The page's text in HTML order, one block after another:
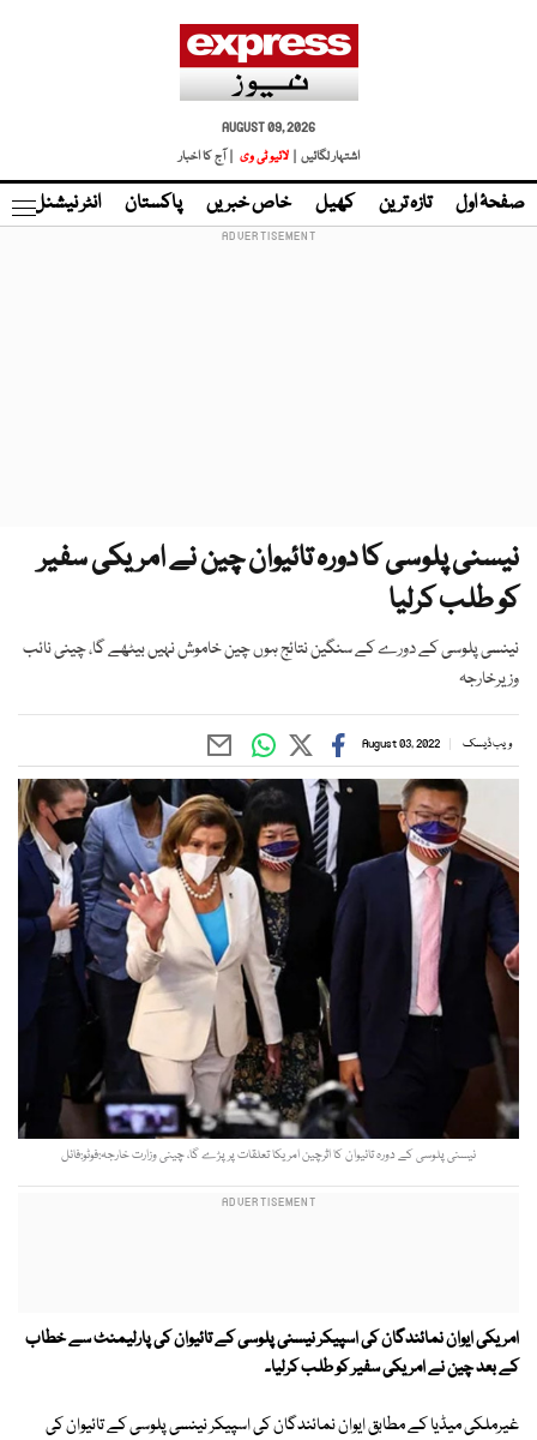
AUGUST 09, 2026
اشتہار لگائیں |
لائیو ٹی وی | آج کا اخبار
صفحۂ اول تازہ ترین کھیل خاص خبریں پاکستان انٹر نیشنل
نیسنی پلوسی کا دورہ تائیوان چین نے امریکی سفیر
کو طلب کرلیا
نینسی پلوسی کے دورے کے سنگین نتائج ہوں چین خاموش نہیں بیٹھے گا، چینی نائب
وزیرخارجہ
ویب ڈیسک August 03, 2022
نیسنی پلوسی کے دورہ تائیوان کا اثرچین امریکا تعلقات پرپڑے گا، چینی وزارت خارجہ:فوٹو:فائل
امریکی ایوان نمائندگان کی اسپیکر نیسنی پلوسی کے تائیوان کی پارلیمنٹ سے خطاب
کے بعد چین نے امریکی سفیر کو طلب کرلیا۔
غیرملکی میڈیا کے مطابق ایوان نمائندگان کی اسپیکر نینسی پلوسی کے تائیوان کی